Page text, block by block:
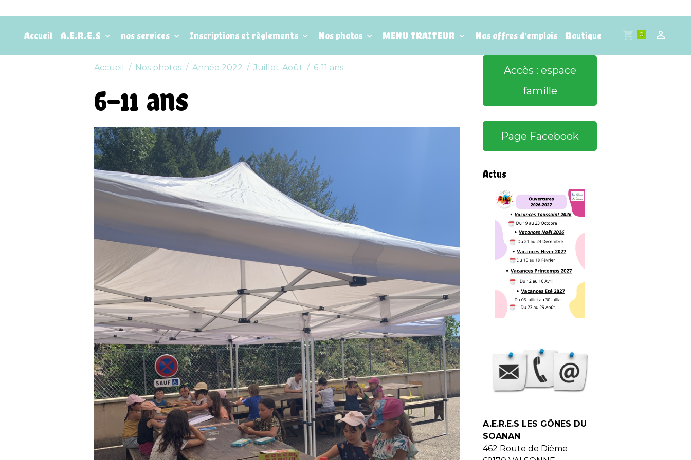
Accueil A.E.R.E.S nos services Inscriptions et règlements Nos photos MENU TRAITEUR Nos offres d'emplois Boutique 0
Accueil Nos photos Année 2022 Juillet-Août 6-11 ans
6-11 ans
Accès : espace
famille
Page Facebook
Actus
A.E.R.E.S LES GÔNES DU
SOANAN
462 Route de Dième